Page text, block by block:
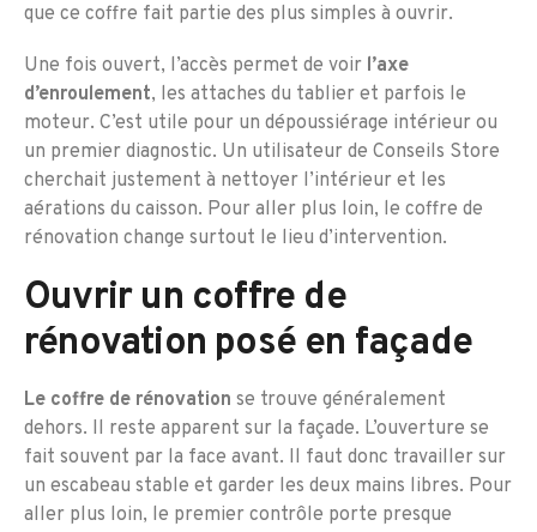
que ce coffre fait partie des plus simples à ouvrir.
Une fois ouvert, l’accès permet de voir l’axe
d’enroulement, les attaches du tablier et parfois le
moteur. C’est utile pour un dépoussiérage intérieur ou
un premier diagnostic. Un utilisateur de Conseils Store
cherchait justement à nettoyer l’intérieur et les
aérations du caisson. Pour aller plus loin, le coffre de
rénovation change surtout le lieu d’intervention.
Ouvrir un coffre de
rénovation posé en façade
Le coffre de rénovation se trouve généralement
dehors. Il reste apparent sur la façade. L’ouverture se
fait souvent par la face avant. Il faut donc travailler sur
un escabeau stable et garder les deux mains libres. Pour
aller plus loin, le premier contrôle porte presque